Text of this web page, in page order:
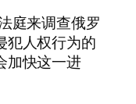
庭来调查俄罗
犯人权行为的
加快这一进